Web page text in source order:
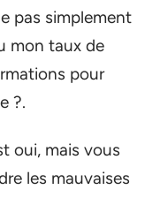
pas simplement
mon taux de
pour
?.
oui, mais vous
les mauvaises